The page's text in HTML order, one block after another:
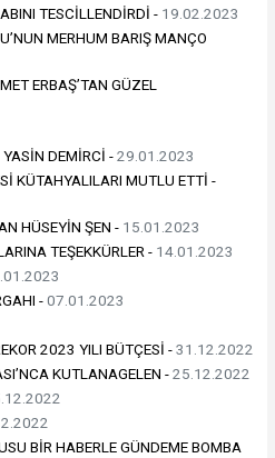
TESCİLLENDİRDİ - 19.02.2023
MERHUM BARIŞ MANÇO
ERBAŞ’TAN GÜZEL
DEMİRCİ -29.01.2023
KÜTAHYALILARI MUTLU ETTİ -
HÜSEYİN ŞEN - 15.01.2023
TEŞEKKÜRLER - 14.01.2023
-07.01.2023
2023 YILI BÜTÇESİ -31.12.2022
KUTLANAGELEN -25.12.2022
BİR HABERLE GÜNDEME BOMBA